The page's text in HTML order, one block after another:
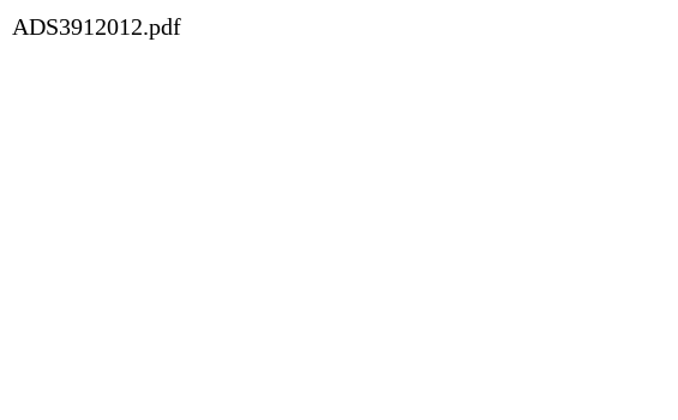
ADS3912012.pdf